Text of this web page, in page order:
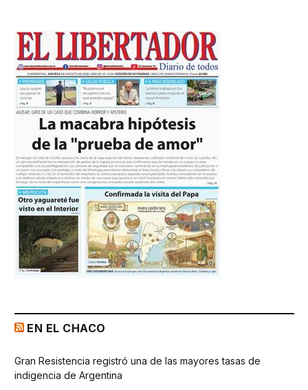
EN EL CHACO
Gran Resistencia registró una de las mayores tasas de
indigencia de Argentina